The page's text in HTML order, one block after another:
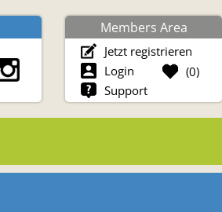
Members Area
Jetzt registrieren
Login
Support
(0)